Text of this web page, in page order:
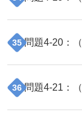
35 問題4-20 ：（
36 問題4-21 ：（